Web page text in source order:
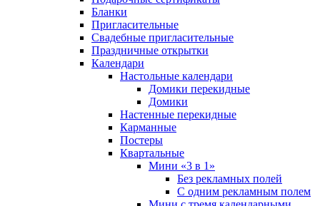
Бланки
Пригласительные
Свадебные пригласительные
Праздничные открытки
Календари
Настольные календари
Домики перекидные
Домики
Настенные перекидные
Карманные
Постеры
Квартальные
Мини «3 в 1»
Без рекламных полей
С одним рекламным полем